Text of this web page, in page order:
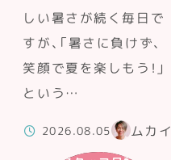
しい暑さが続く毎日で
すが、「暑さに負けず、
笑顔で夏を楽しもう！」
という…
2026.08.05 ムカイ